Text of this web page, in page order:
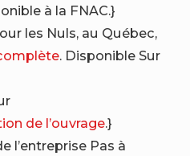
à la FNAC.}
les Nuls, au Québec,
. Disponible Sur
de l’ouvrage.}
l’entreprise Pas à